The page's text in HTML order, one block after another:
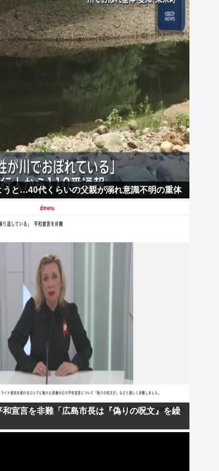
うと…40代くらいの父親が溺れ意識不明の重体
和宣言を非難「広島市長は『偽りの呪文』を繰